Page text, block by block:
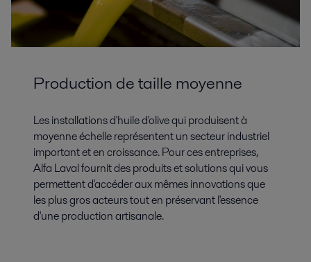
Production de taille moyenne
Les installations d'huile d'olive qui produisent à
moyenne échelle représentent un secteur industriel
important et en croissance. Pour ces entreprises,
Alfa Laval fournit des produits et solutions qui vous
permettent d'accéder aux mêmes innovations que
les plus gros acteurs tout en préservant l'essence
d'une production artisanale.